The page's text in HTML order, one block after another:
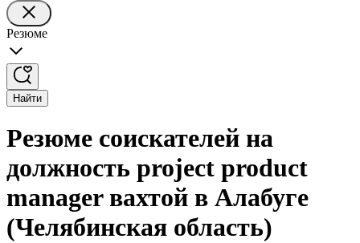
Резюме
Найти
Резюме соискателей на
должность project product
manager вахтой в Алабуге
(Челябинская область)